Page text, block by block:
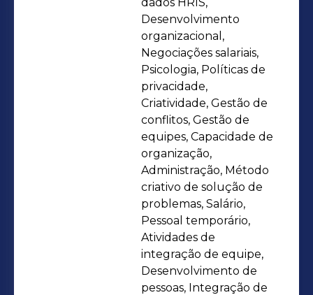
gestão de pessoas e pelo impacto
estratégico do RH nas organizações.
Desenvolvimento
organizacional,
Negociações salariais,
Psicologia, Políticas de
privacidade,
Criatividade, Gestão de
conflitos, Gestão de
equipes, Capacidade de
organização,
Administração, Método
criativo de solução de
problemas, Salário,
Pessoal temporário,
Atividades de
integração de equipe,
Desenvolvimento de
pessoas, Integração de